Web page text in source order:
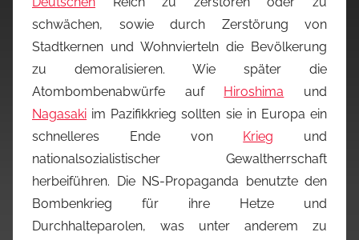
schwächen, sowie durch Zerstörung von
Stadtkernen und Wohnvierteln die Bevölkerung
zu demoralisieren. Wie später die
Atombombenabwürfe auf Hiroshima und
Nagasaki im Pazifikkrieg sollten sie in Europa ein
schnelleres Ende von Krieg und
nationalsozialistischer Gewaltherrschaft
herbeiführen. Die NS-Propaganda benutzte den
Bombenkrieg für ihre Hetze und
Durchhalteparolen, was unter anderem zu